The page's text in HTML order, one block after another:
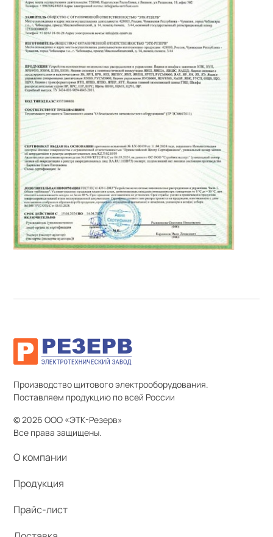
Производство щитового электрооборудования.
Поставляем продукцию по всей России
© 2026 ООО «ЭТК-Резерв»
Все права защищены.
О компании
Продукция
Прайс-лист